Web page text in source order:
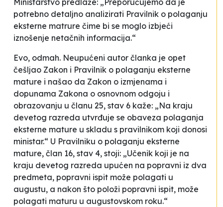
Ministarstvo predlaže: „Preporučujemo da je
potrebno detaljno analizirati Pravilnik o polaganju
eksterne matrure čime bi se moglo izbjeći
iznošenje netačnih informacija.“
Evo, odmah. Neupućeni autor članka je opet
češljao Zakon i Pravilnik o polaganju eksterne
mature i našao da Zakon o izmjenama i
dopunama Zakona o osnovnom odgoju i
obrazovanju u članu 25, stav 6 kaže: „Na kraju
devetog razreda utvrđuje se obaveza polaganja
eksterne mature u skladu s pravilnikom koji donosi
ministar.“ U Pravilniku o polaganju eksterne
mature, član 16, stav 4, stoji: „Učenik koji je na
kraju devetog razreda upućen na popravni iz dva
predmeta, popravni ispit može polagati u
augustu, a nakon što položi popravni ispit, može
polagati maturu u augustovskom roku.“